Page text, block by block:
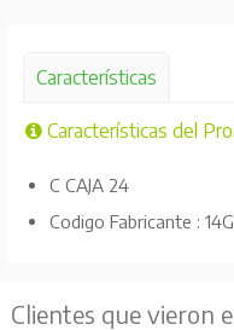
Características
Características del
C CAJA 24
Codigo Fabricante :
Clientes que vieron